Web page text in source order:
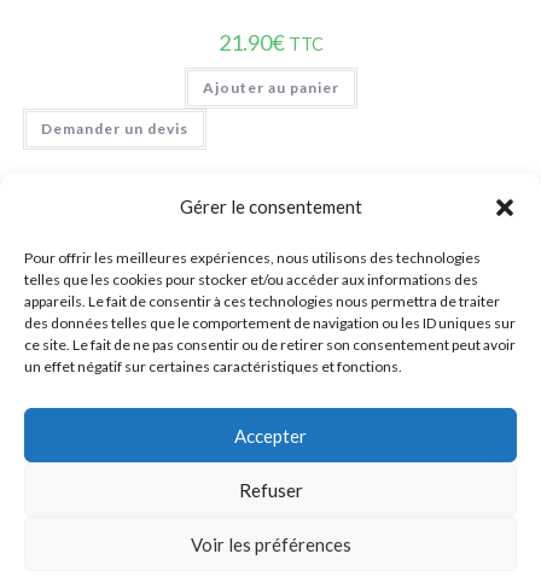
Gérer le consentement
Pour offrir les meilleures expériences, nous utilisons des technologies
telles que les cookies pour stocker et/ou accéder aux informations des
appareils. Le fait de consentir à ces technologies nous permettra de traiter
des données telles que le comportement de navigation ou les ID uniques sur
ce site. Le fait de ne pas consentir ou de retirer son consentement peut avoir
un effet négatif sur certaines caractéristiques et fonctions.
Accepter
Refuser
Voir les préférences
21.90€ TTC
Ajouter au panier
Demander un devis